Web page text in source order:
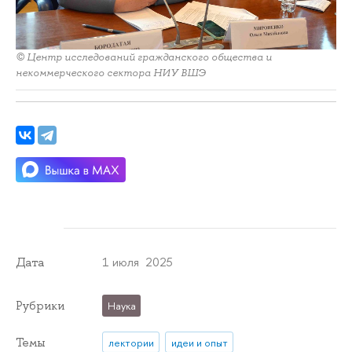
© Центр исследований гражданского общества и
некоммерческого сектора НИУ ВШЭ
Дата 1 июля 2025
Рубрики Наука
Темы лектории
идеи и опыт